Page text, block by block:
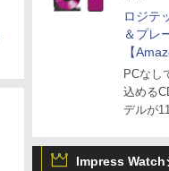
ロジテ
＆プレ
【
Sale】
PCなし
込める
デルが
Impress Watch